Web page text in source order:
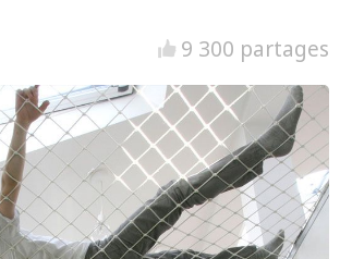
9 300 partages